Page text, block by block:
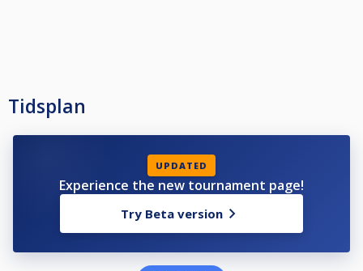
Tidsplan
UPDATED
Experience the new tournament page!
Try Beta version